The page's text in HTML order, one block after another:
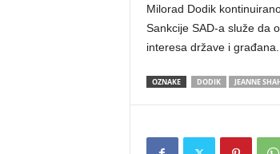
Milorad Dodik
Sankcije SAD-a služe da
interesa države i građana.
OZNAKE DODIK JEANNE